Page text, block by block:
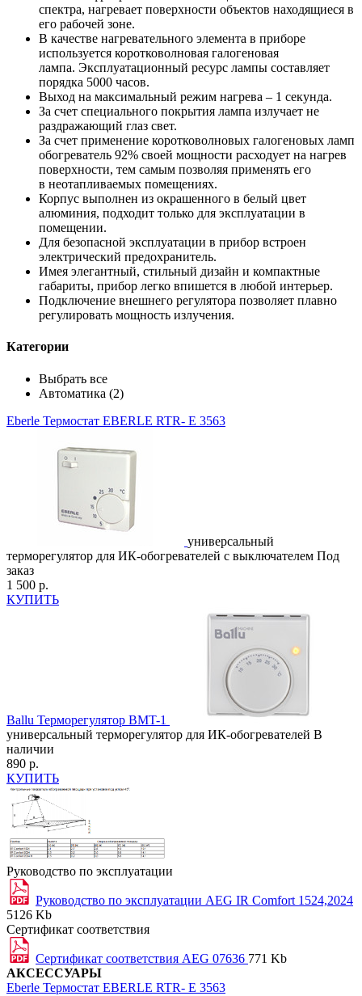
спектра, нагревает поверхности объектов находящиеся в
его рабочей зоне.
В качестве нагревательного элемента в приборе
используется коротковолновая галогеновая
лампа. Эксплуатационный ресурс лампы составляет
порядка 5000 часов.
Выход на максимальный режим нагрева – 1 секунда.
За счет специального покрытия лампа излучает не
раздражающий глаз свет.
За счет применение коротковолновых галогеновых ламп
обогреватель 92% своей мощности расходует на нагрев
поверхности, тем самым позволяя применять его
в неотапливаемых помещениях.
Корпус выполнен из окрашенного в белый цвет
алюминия, подходит только для эксплуатации в
помещении.
Для безопасной эксплуатации в прибор встроен
электрический предохранитель.
Имея элегантный, стильный дизайн и компактные
габариты, прибор легко впишется в любой интерьер.
Подключение внешнего регулятора позволяет плавно
регулировать мощность излучения.
Категории
Выбрать все
Автоматика (2)
Eberle Термостат EBERLE RTR- Е 3563
универсальный
терморегулятор для ИК-обогревателей с выключателем Под
заказ
1 500 р.
КУПИТЬ
Ballu Терморегулятор BMT-1
универсальный терморегулятор для ИК-обогревателей В
наличии
890 р.
КУПИТЬ
Руководство по эксплуатации
Руководство по эксплуатации AEG IR Comfort 1524,2024
5126 Kb
Сертификат соответствия
Сертификат соответствия AEG 07636 771 Kb
АКСЕССУАРЫ
Eberle Термостат EBERLE RTR- Е 3563